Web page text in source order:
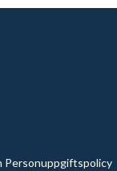
Personuppgiftspolicy